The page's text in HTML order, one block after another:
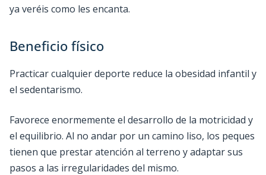
ya veréis como les encanta.
Beneficio físico
Practicar cualquier deporte reduce la obesidad infantil y
el sedentarismo.
Favorece enormemente el desarrollo de la motricidad y
el equilibrio. Al no andar por un camino liso, los peques
tienen que prestar atención al terreno y adaptar sus
pasos a las irregularidades del mismo.